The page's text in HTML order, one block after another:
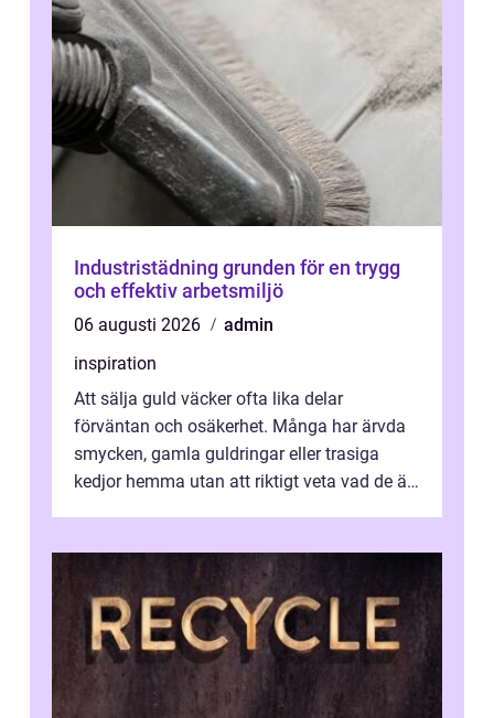
Industristädning grunden för en trygg
och effektiv arbetsmiljö
06 augusti 2026
admin
inspiration
Att sälja guld väcker ofta lika delar
förväntan och osäkerhet. Många har ärvda
smycken, gamla guldringar eller trasiga
kedjor hemma utan att riktigt veta vad de är